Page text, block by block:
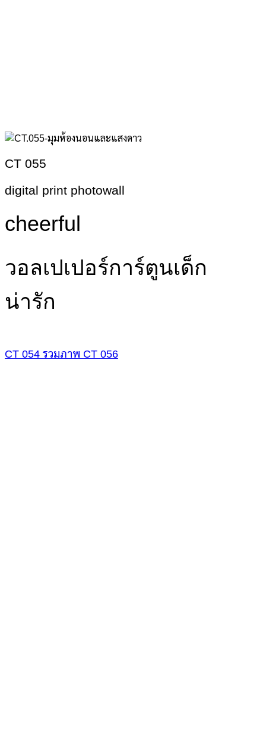
CT 055
digital print photowall
cheerful
วอลเปเปอร์การ์ตูนเด็ก
น่ารัก
CT 054 รวมภาพ CT 056